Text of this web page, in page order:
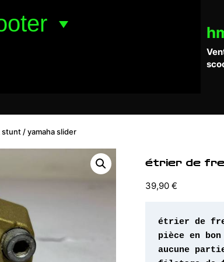
/ yamaha slider
étrier de
39,90 €